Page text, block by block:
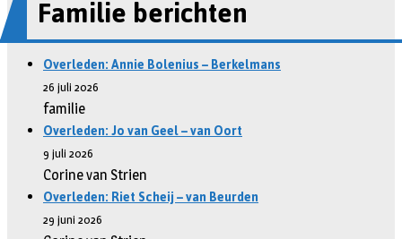
Familie berichten
Overleden: Annie Bolenius – Berkelmans
26 juli 2026
familie
Overleden: Jo van Geel – van Oort
9 juli 2026
Corine van Strien
Overleden: Riet Scheij – van Beurden
29 juni 2026